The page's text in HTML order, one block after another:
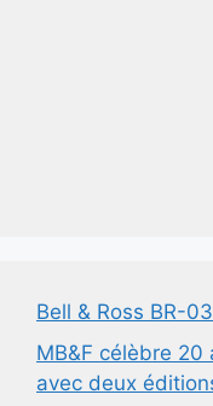
Bell & Ross BR-
MB&F célèbre 20
avec deux